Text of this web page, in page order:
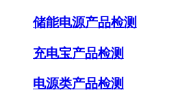
储能电源产品检测
充电宝产品检测
电源类产品检测